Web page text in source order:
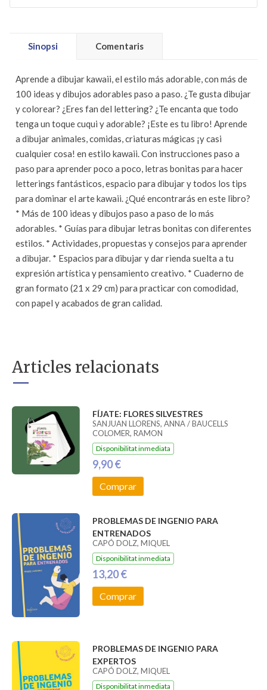
Sinopsi Comentaris
Aprende a dibujar kawaii, el estilo más adorable, con más de
100 ideas y dibujos adorables paso a paso. ¿Te gusta dibujar
y colorear? ¿Eres fan del lettering? ¿Te encanta que todo
tenga un toque cuqui y adorable? ¡Este es tu libro! Aprende
a dibujar animales, comidas, criaturas mágicas ¡y casi
cualquier cosa! en estilo kawaii. Con instrucciones paso a
paso para aprender poco a poco, letras bonitas para hacer
letterings fantásticos, espacio para dibujar y todos los tips
para dominar el arte kawaii. ¿Qué encontrarás en este libro?
* Más de 100 ideas y dibujos paso a paso de lo más
adorables. * Guías para dibujar letras bonitas con diferentes
estilos. * Actividades, propuestas y consejos para aprender
a dibujar. * Espacios para dibujar y dar rienda suelta a tu
expresión artística y pensamiento creativo. * Cuaderno de
gran formato (21 x 29 cm) para practicar con comodidad,
con papel y acabados de gran calidad.
Articles relacionats
FÍJATE: FLORES SILVESTRES
SANJUAN LLORENS, ANNA / BAUCELLS
COLOMER, RAMON
Disponibilitat inmediata
9,90 €
Comprar
PROBLEMAS DE INGENIO PARA
ENTRENADOS
CAPÓ DOLZ, MIQUEL
Disponibilitat inmediata
13,20 €
Comprar
PROBLEMAS DE INGENIO PARA
EXPERTOS
CAPÓ DOLZ, MIQUEL
Disponibilitat inmediata